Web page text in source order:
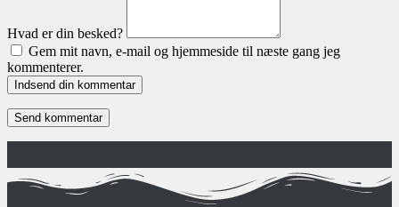
Hvad er din besked?
Gem mit navn, e-mail og hjemmeside til næste gang jeg
kommenterer.
Indsend din kommentar